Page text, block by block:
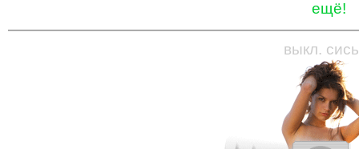
ещё!
—————————————————
выкл.